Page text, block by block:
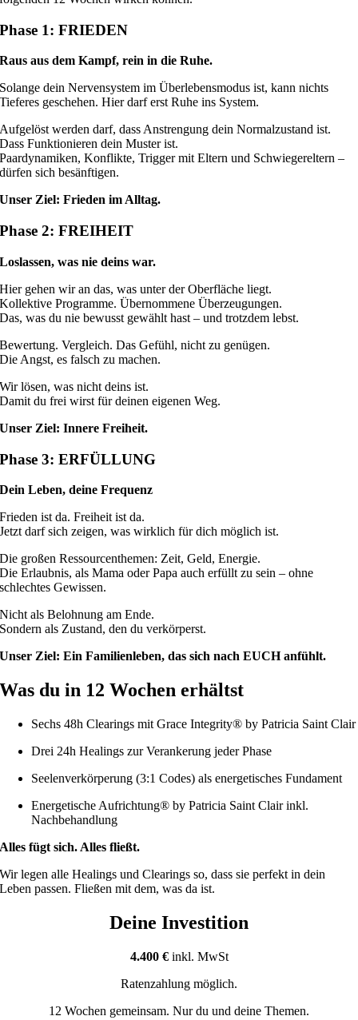
Phase 1: FRIEDEN
Raus aus dem Kampf, rein in die Ruhe.
Solange dein Nervensystem im Überlebensmodus ist, kann nichts
Tieferes geschehen. Hier darf erst Ruhe ins System.
Aufgelöst werden darf, dass Anstrengung dein Normalzustand ist.
Dass Funktionieren dein Muster ist.
Paardynamiken, Konflikte, Trigger mit Eltern und Schwiegereltern –
dürfen sich besänftigen.
Unser Ziel: Frieden im Alltag.
Phase 2: FREIHEIT
Loslassen, was nie deins war.
Hier gehen wir an das, was unter der Oberfläche liegt.
Kollektive Programme. Übernommene Überzeugungen.
Das, was du nie bewusst gewählt hast – und trotzdem lebst.
Bewertung. Vergleich. Das Gefühl, nicht zu genügen.
Die Angst, es falsch zu machen.
Wir lösen, was nicht deins ist.
Damit du frei wirst für deinen eigenen Weg.
Unser Ziel: Innere Freiheit.
Phase 3: ERFÜLLUNG
Dein Leben, deine Frequenz
Frieden ist da. Freiheit ist da.
Jetzt darf sich zeigen, was wirklich für dich möglich ist.
Die großen Ressourcenthemen: Zeit, Geld, Energie.
Die Erlaubnis, als Mama oder Papa auch erfüllt zu sein – ohne
schlechtes Gewissen.
Nicht als Belohnung am Ende.
Sondern als Zustand, den du verkörperst.
Unser Ziel: Ein Familienleben, das sichnach EUCH anfühlt.
Was du in 12 Wochen erhältst
Sechs 48h Clearings mit Grace Integrity® by Patricia Saint Clair
Drei 24h Healings zur Verankerung jeder Phase
Seelenverkörperung (3:1 Codes) als energetisches Fundament
Energetische Aufrichtung® by Patricia Saint Clair inkl.
Nachbehandlung
Alles fügt sich. Alles fließt.
Wir legen alle Healings und Clearings so, dass sie perfekt in dein
Leben passen. Fließen mit dem, was da ist.
Deine Investition
4.400 €inkl. MwSt
Ratenzahlung möglich.
12 Wochen gemeinsam. Nur du und deine Themen.